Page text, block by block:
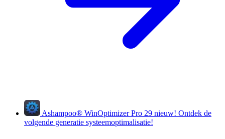
Ashampoo® WinOptimizer Pro 29 nieuw! Ontdek de
volgende generatie systeemoptimalisatie!